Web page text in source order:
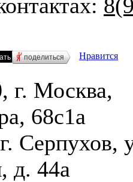
поделиться Нравится
г. Москва,
68с1а
Серпухов,
д. 44a